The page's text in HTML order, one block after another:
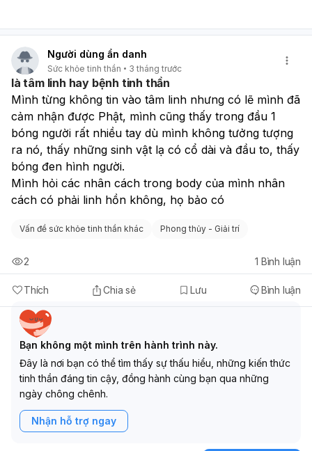
trải qua, việc tìm kiếm sự hỗ trợ từ các chuyên gia sức
tìm đến các chuyên khoa như
(Psychiatry), Tâm lý học (Psychology)
thành niên (Adolescent Medicine)
thể đánh giá tổng thể tình trạng của bạn, xem xét liệu có
cần đến sự hỗ trợ của thuốc men hay không. Chuyên gia
tâm lý sẽ giúp bạn thấu hiểu, xử lý những cảm xúc và suy
nghĩ tiêu cực thông qua liệu pháp tâm lý, đồng thời xây
dựng các kỹ năng đối phó hiệu quả. Y học vị thành niên
cũng có thể cung cấp sự hỗ trợ toàn diện cho sức khỏe
thể chất và tinh thần ở lứa tuổi của bạn. Việc tìm kiếm sự
giúp đỡ chuyên nghiệp không phải là dấu hiệu của sự
chăm sóc bản thân. Bạn không đơn độc trong những cảm
yên, kết nối và hạnh phúc. Đừng ngần ngại chia sẻ những
điều này với một người lớn đáng tin cậy hoặc tìm đến sự
hỗ trợ chuyên nghiệp ngay lập tức. Có những giải pháp
sống tốt đẹp hơn.
Người dùng ẩn danh
Sức khỏe tinh thần 3 tháng trước
là tâm linh hay bệnh tinh thần
Mình từng không tin vào tâm linh nhưng có lẽ mình đã
cảm nhận được Phật, mình cũng thấy trong đầu 1
bóng người rất nhiều tay dù mình không tưởng tượng
ra nó, thấy những sinh vật lạ có cổ dài và đầu to, thấy
bóng đen hình người.
Mình hỏi các nhân cách trong body của mình nhân
cách có phải linh hồn không, họ bảo có
Vấn đề sức khỏe tinh thần khác Phong thủy - Giải trí
Thích Chia sẻ Lưu Bình luận
2 1 Bình luận
Bạn không một mình trên hành trình này.
Đây là nơi bạn có thể tìm thấy sự thấu hiểu, những kiến thức
tinh thần đáng tin cậy, đồng hành cùng bạn qua những
ngày chông chênh.
Nhận hỗ trợ ngay